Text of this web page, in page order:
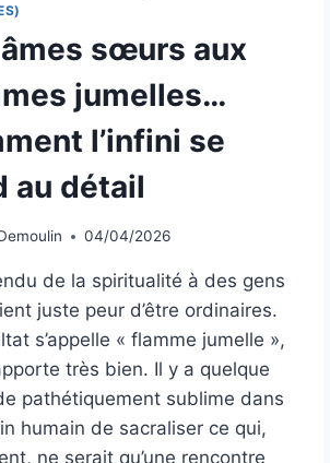
QUE
BESOIN
LIBRE
sœurs aux
jumelles…
l’infini se
au détail
04/04/2026
de la spiritualité à des gens
juste peur d’être ordinaires.
s’appelle « flamme jumelle »,
très bien. Il y a quelque
pathétiquement sublime dans
humain de sacraliser ce qui,
ne serait qu’une rencontre